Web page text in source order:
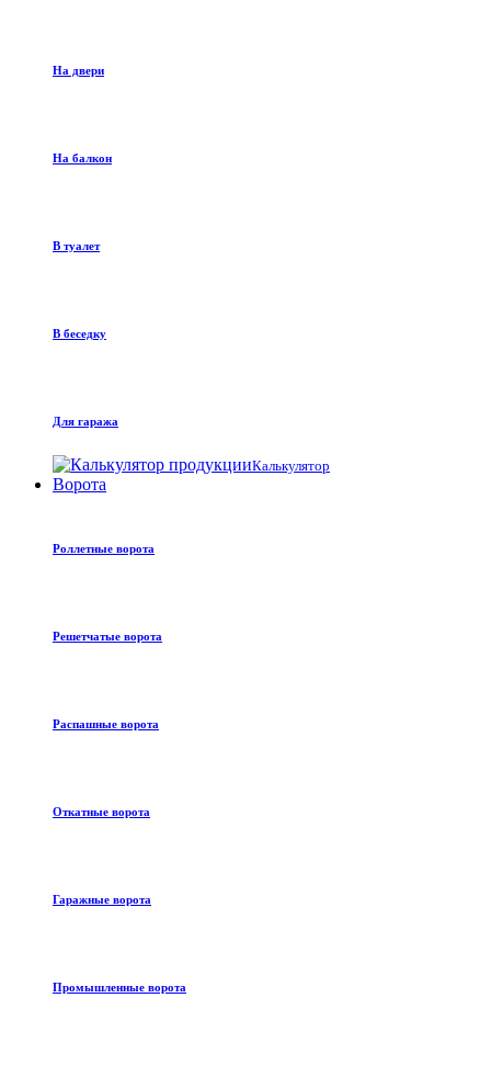
На двери
На балкон
В туалет
В беседку
Для гаража
Калькулятор
Ворота
Роллетные ворота
Решетчатые ворота
Распашные ворота
Откатные ворота
Гаражные ворота
Промышленные ворота